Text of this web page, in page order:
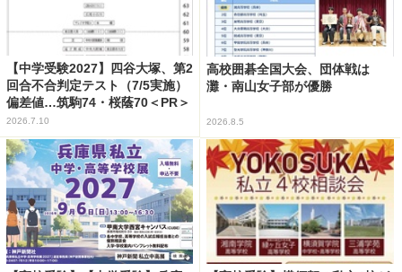
【中学受験2027】四谷大塚、第2
回合不合判定テスト（7/5実施）
偏差値…筑駒74・桜蔭70＜PR＞
2026.7.10
高校囲碁全国大会、団体戦は
灘・南山女子部が優勝
2026.8.5